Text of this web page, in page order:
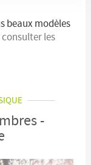
beaux modèles
consulter les
-